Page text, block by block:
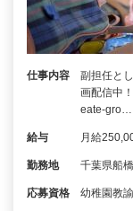
仕事内容
副担任と
画配信中
eate-gro…
給与 月給
勤務地 千葉県船
応募資格 幼稚園教